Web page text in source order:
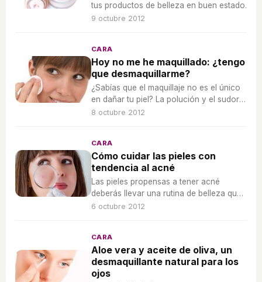
tus productos de belleza en buen estado.
9 octubre 2012
CARA
Hoy no me he maquillado: ¿tengo
que desmaquillarme?
¿Sabías que el maquillaje no es el único
en dañar tu piel? La polución y el sudor
envejecen la piel y crean granitos.
8 octubre 2012
CARA
Cómo cuidar las pieles con
tendencia al acné
Las pieles propensas a tener acné
deberás llevar una rutina de belleza que
ayuda a evitar la aparición de los
6 octubre 2012
CARA
Aloe vera y aceite de oliva, un
desmaquillante natural para los
ojos